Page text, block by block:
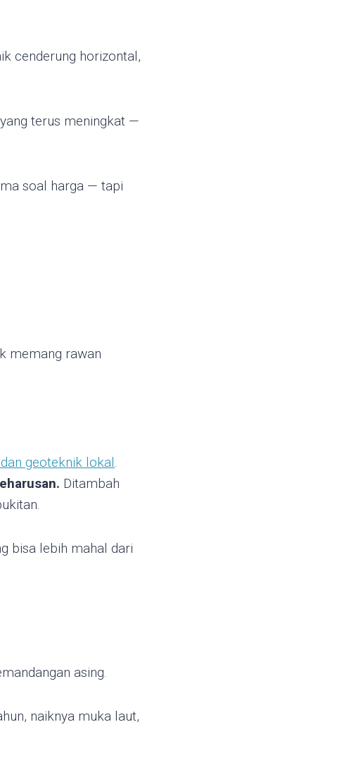
cenderung horizontal,
yang terus meningkat —
soal harga — tapi
memang rawan
geoteknik lokal.
Ditambah
bisa lebih mahal dari
asing.
naiknya muka laut,